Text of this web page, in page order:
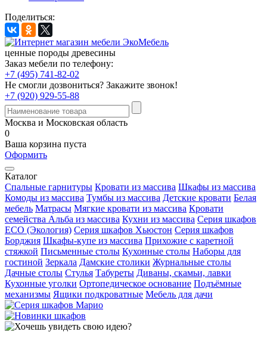
Поделиться:
ценные породы древесины
Заказ мебели по телефону:
+7 (495) 741-82-02
Не смогли дозвониться? Закажите звонок!
+7 (920) 929-55-88
Москва и Московская область
0
Ваша корзина пуста
Оформить
Каталог
Спальные гарнитуры Кровати из массива Шкафы из массива
Комоды из массива Тумбы из массива Детские кровати Белая
мебель Матрасы Мягкие кровати из массива Кровати
семейства Альба из массива Кухни из массива Серия шкафов
ECO (Экология) Серия шкафов Хьюстон Серия шкафов
Борджия Шкафы-купе из массива Прихожие с каретной
стяжкой Письменные столы Кухонные столы Наборы для
гостиной Зеркала Дамские столики Журнальные столы
Дачные столы Стулья Табуреты Диваны, скамьи, лавки
Кухонные уголки Ортопедическое основание Подъёмные
механизмы Ящики подкроватные Мебель для дачи